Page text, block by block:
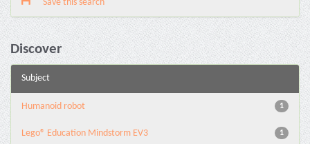
Save this search
Discover
Subject
1
Humanoid robot
1
Lego® Education Mindstorm EV3